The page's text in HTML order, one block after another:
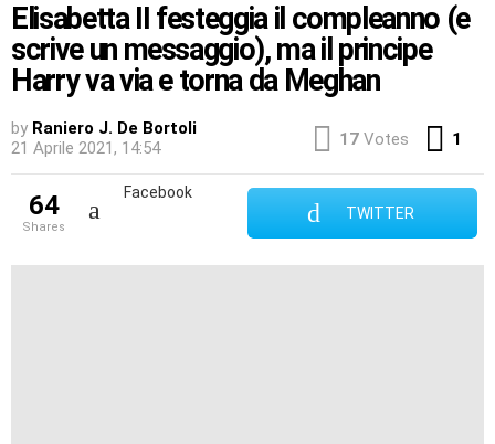
Elisabetta II festeggia il compleanno (e
scrive un messaggio), ma il principe
Harry va via e torna da Meghan
by Raniero J. De Bortoli
21 Aprile 2021, 14:54
17 Votes 1
64
shares
Facebook
TWITTER